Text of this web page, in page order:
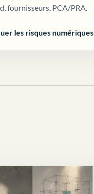
fournisseurs, PCA/PRA.
les risques numériques